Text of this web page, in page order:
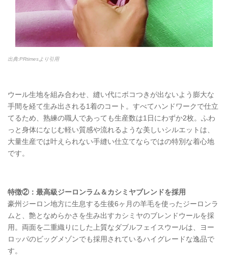
出典:PRtimesより引用
ウール生地を組み合わせ、縫い代にボコつきが出ないよう膨大な
手間を経て生み出される1着のコート。すべてハンドワークで仕立
てるため、熟練の職人であっても生産数は1日にわずか2枚。ふわ
っと身体になじむ軽い質感や流れるような美しいシルエットは、
大量生産では叶えられない手縫い仕立てならではの特別な着心地
です。
特徴②：最高級ジーロンラム＆カシミヤブレンドを採用
豪州ジーロン地方に生息する生後6ヶ月の羊毛を使ったジーロンラ
ムと、艶となめらかさを生み出すカシミヤのブレンドウールを採
用。両面を二重織りにした上質なダブルフェイスウールは、ヨー
ロッパのビッグメゾンでも採用されているハイグレードな逸品で
す。